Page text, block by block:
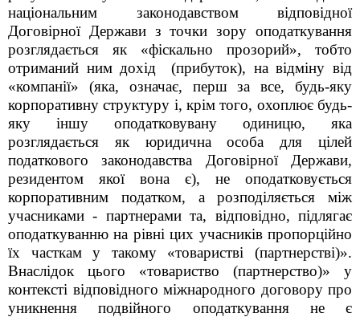
національним законодавством відповідної
Договірної Держави з точки зору оподаткування
розглядається як «фіскально прозорий», тобто
отриманий ним дохід (прибуток), на відміну від
«компанії» (яка, означає, перш за все, будь-яку
корпоративну структуру і, крім того, охоплює будь-
яку іншу оподатковувану одиницю, яка
розглядається як юридична особа для цілей
податкового законодавства Договірної Держави,
резидентом якої вона є), не оподатковується
корпоративним податком, а розподіляється між
учасниками - партнерами та, відповідно, підлягає
оподаткуванню на рівні цих учасників пропорційно
їх часткам у такому «товаристві (партнерстві)».
Внаслідок цього «товариство (партнерство)» у
контексті відповідного міжнародного договору про
уникнення подвійного оподаткування не є